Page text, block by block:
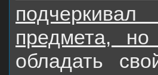
предмета,
обладать